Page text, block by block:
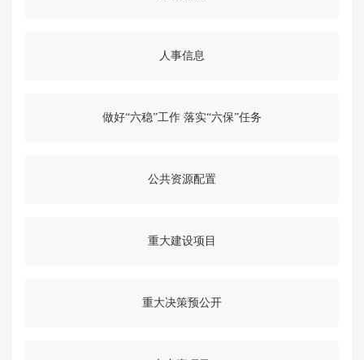
人事信息
做好“六稳”工作 落实“六保”任务
公共资源配置
重大建设项目
重大决策预公开